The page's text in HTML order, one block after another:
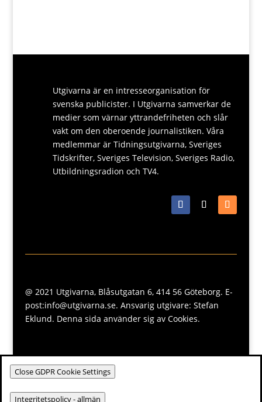
Utgivarna är en intresseorganisation för
svenska publicister. I Utgivarna samverkar de
medier som värnar yttrandefriheten och slår
vakt om den oberoende journalistiken. Våra
medlemmar är Tidningsutgivarna, Sveriges
Tidskrifter, Sveriges Television, Sveriges Radio,
Utbildningsradion och TV4.
@ 2021 Utgivarna, Blåsutgatan 6, 414 56 Göteborg. E-
post:info@utgivarna.se. Ansvarig utgivare: Stefan
Eklund. Denna sida använder sig av Cookies.
Close GDPR Cookie Settings
Integritetspolicy - allmän